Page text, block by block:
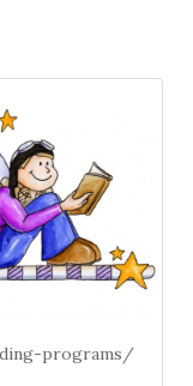
programs/